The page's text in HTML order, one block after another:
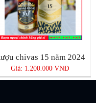
chivas 15 năm 2024
Giá: 1.200.000 VNĐ